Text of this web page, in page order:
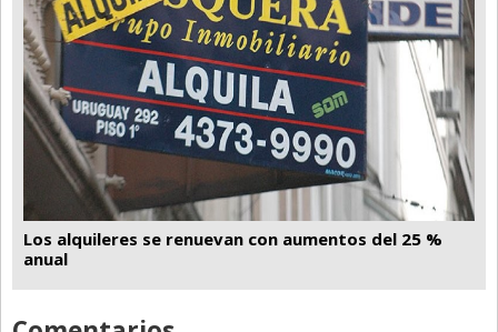
Los alquileres se renuevan con aumentos del 25 %
anual